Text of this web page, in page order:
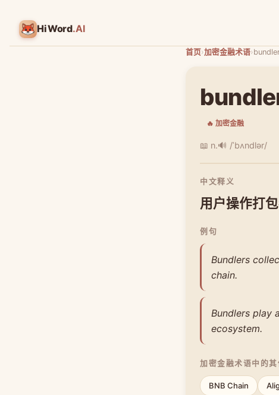
HiWord.AI
首页›加密金融术语›
🔥 加密金融
📖 n.🔊 /ˈbʌndlər/
中文释义
用户操作打
例句
Bundlers
chain.
Bundlers play
ecosystem.
加密金融术语中的其
BNB Chain